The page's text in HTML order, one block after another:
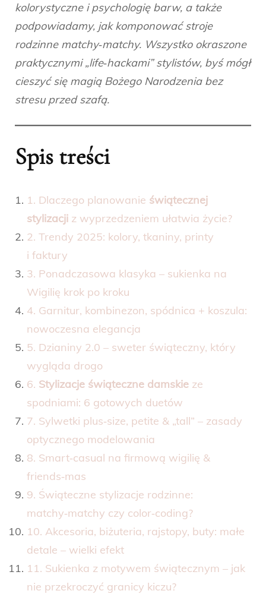
kolorystyczne i psychologię barw, a także
podpowiadamy, jak komponować stroje
rodzinne matchy‑matchy. Wszystko okraszone
praktycznymi „life‑hackami” stylistów, byś mógł
cieszyć się magią Bożego Narodzenia bez
stresu przed szafą.
Spis treści
1. Dlaczego planowanie świątecznej
stylizacji z wyprzedzeniem ułatwia życie?
2. Trendy 2025: kolory, tkaniny, printy
i faktury
3. Ponadczasowa klasyka – sukienka na
Wigilię krok po kroku
4. Garnitur, kombinezon, spódnica + koszula:
nowoczesna elegancja
5. Dzianiny 2.0 – sweter świąteczny, który
wygląda drogo
6. Stylizacje świąteczne damskie ze
spodniami: 6 gotowych duetów
7. Sylwetki plus‑size, petite & „tall” – zasady
optycznego modelowania
8. Smart‑casual na firmową wigilię &
friends‑mas
9. Świąteczne stylizacje rodzinne:
matchy‑matchy czy color‑coding?
10. Akcesoria, biżuteria, rajstopy, buty: małe
detale – wielki efekt
11. Sukienka z motywem świątecznym – jak
nie przekroczyć granicy kiczu?